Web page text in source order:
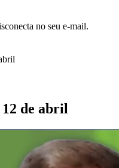
no seu e-mail.
de abril